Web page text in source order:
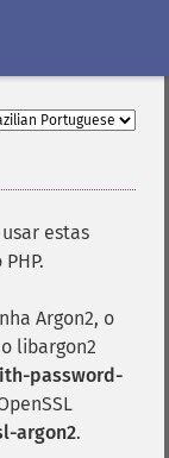
estas
Argon2, o
libargon2
password-
argon2.